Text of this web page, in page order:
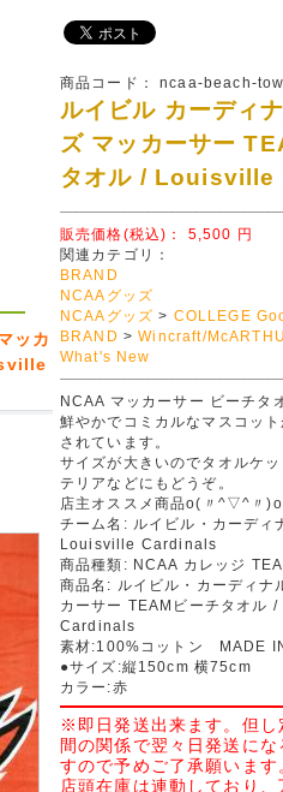
ッカ
商品コード：ncaa-beach-
ルイビル カーディ
ズ マッカーサー
タオル /
販売価格(税込)： 5,500 円
関連カテゴリ：
BRAND
NCAAグッズ
NCAAグッズ > COLLEGE
BRAND >Wincraft/
What's New
NCAA マッカーサー ビーチタ
鮮やかでコミカルなマスコッ
されています。
サイズが大きいのでタオルケ
テリアなどにもどうぞ。
店主オススメ商品o(〃^▽^〃)o
チーム名: ルイビル・カーディ
Louisville Cardinals
商品種類: NCAA カレッジ
商品名: ルイビル・カーディナ
カーサー TEAMビーチタオル
Cardinals
素材:100%コットン MADE
●サイズ:縦150cm 横75cm
カラー:赤
※即日発送出来ます。但し
間の関係で翌々日発送にな
すので予めご了承願います
店頭在庫は連動しており